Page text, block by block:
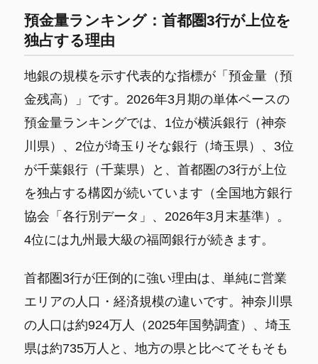
預金量ランキング：首都圏3行が上位を
独占する理由
地銀の規模を示す代表的な指標が「預金量（預
金残高）」です。2026年3月期の単体ベースの
預金量ランキングでは、1位が横浜銀行（神奈
川県）、2位が埼玉りそな銀行（埼玉県）、3位
が千葉銀行（千葉県）と、首都圏の3行が上位
を独占する構図が続いています（全国地方銀行
協会「各行別データ」、2026年3月末基準）。
4位には九州最大級の福岡銀行が続きます。
首都圏3行が圧倒的に強い理由は、単純に営業
エリアの人口・経済規模の違いです。神奈川県
の人口は約924万人（2025年国勢調査）、埼玉
県は約735万人と、地方の県と比べてそもそも